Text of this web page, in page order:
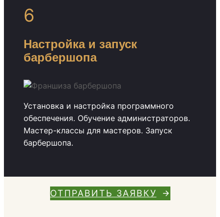
6
Настройка и запуск
барбершопа
Установка и настройка программного
обеспечения. Обучение администраторов.
Мастер-классы для мастеров. Запуск
барбершопа.
ОТПРАВИТЬ ЗАЯВКУ